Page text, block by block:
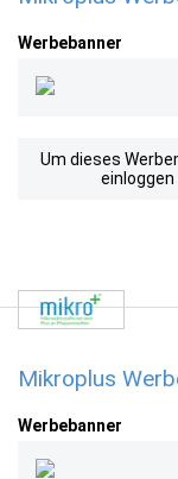
Werbebanner
Um dieses
Mikroplus
Werbebanner